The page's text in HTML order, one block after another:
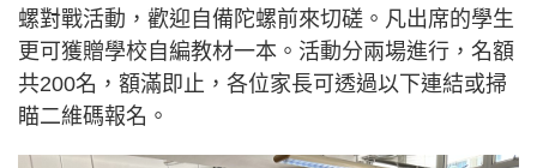
螺對戰活動，歡迎自備陀螺前來切磋。凡出席的學生
更可獲贈學校自編教材一本。活動分兩場進行，名額
共200名，額滿即止，各位家長可透過以下連結或掃
瞄二維碼報名。